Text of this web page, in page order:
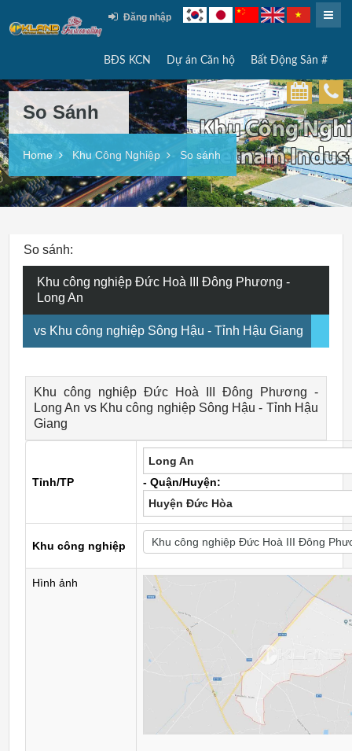
Đăng nhập
BĐS KCN Dự án Căn hộ Bất Động Sản #
So Sánh
Home Khu Công Nghiệp So sánh
So sánh:
Khu công nghiệp Đức Hoà III Đông Phương -
Long An
vs Khu công nghiệp Sông Hậu - Tỉnh Hậu Giang
Khu công nghiệp Đức Hoà III Đông Phương -
Long An vs Khu công nghiệp Sông Hậu - Tỉnh Hậu
Giang
Tỉnh/TP
Long An
- Quận/Huyện:
Huyện Đức Hòa
Khu công nghiệp
Hình ảnh